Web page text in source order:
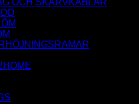
OCH SKARVKABLAR